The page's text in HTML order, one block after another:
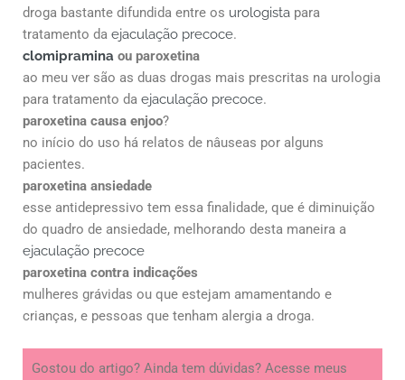
droga bastante difundida entre os urologista para
tratamento da ejaculação precoce.
clomipramina ou paroxetina
ao meu ver são as duas drogas mais prescritas na urologia
para tratamento da ejaculação precoce.
paroxetina causa enjoo?
no início do uso há relatos de nâuseas por alguns
pacientes.
paroxetina ansiedade
esse antidepressivo tem essa finalidade, que é diminuição
do quadro de ansiedade, melhorando desta maneira a
ejaculação precoce
paroxetina contra indicações
mulheres grávidas ou que estejam amamentando e
crianças, e pessoas que tenham alergia a droga.
Gostou do artigo? Ainda tem dúvidas? Acesse meus